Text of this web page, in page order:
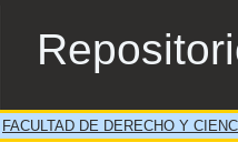
2014
FACULTAD DE DERECHO Y